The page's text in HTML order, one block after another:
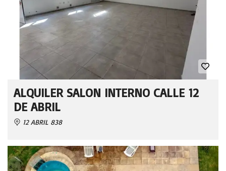
ALQUILER SALON INTERNO CALLE 12
DE ABRIL
12 ABRIL 838